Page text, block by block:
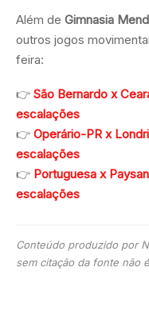
Além de Gimnasia
outros jogos
feira:
👉 São Bernardo x
escalações
👉 Operário-PR x
escalações
👉 Portuguesa x
escalações
Conteúdo produzido por
sem citação da fonte não